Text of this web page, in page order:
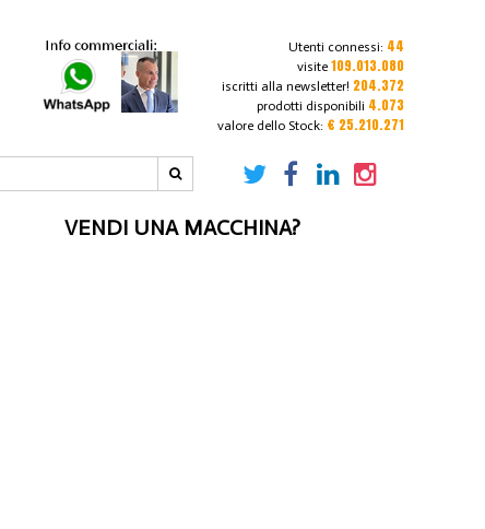
Utenti connessi: 44
visite 109.013.080
iscritti alla newsletter! 204.372
prodotti disponibili 4.073
valore dello Stock: € 25.210.271
VENDI UNA MACCHINA?